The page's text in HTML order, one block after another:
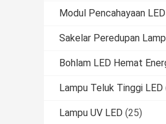
Modul Pencahayaan LED
Sakelar Peredupan
Bohlam LED Hemat
Lampu Teluk Tinggi LED
Lampu UV LED (25)